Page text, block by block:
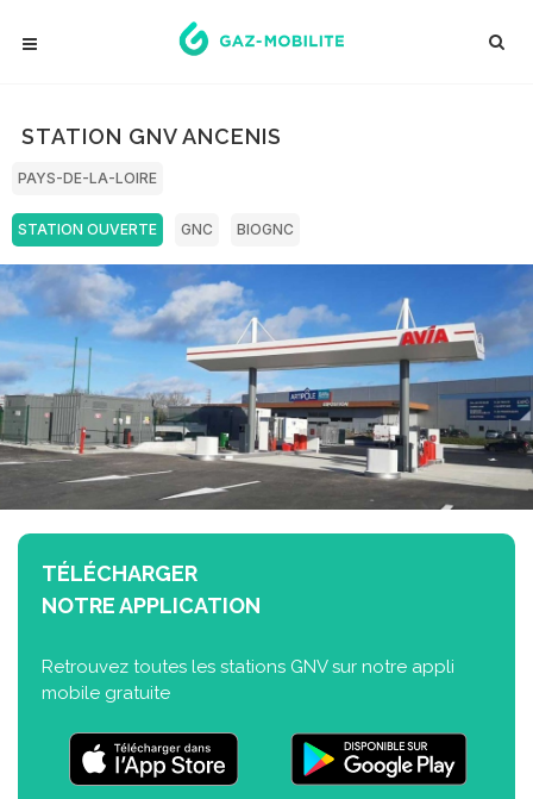
STATION GNV ANCENIS
PAYS-DE-LA-LOIRE
STATION OUVERTE GNC BIOGNC
TÉLÉCHARGER
NOTRE APPLICATION
Retrouvez toutes les stations GNV sur notre appli
mobile gratuite